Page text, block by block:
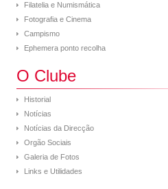
Filatelia e Numismática
Fotografia e Cinema
Campismo
Ephemera ponto recolha
O Clube
Historial
Notícias
Notícias da Direcção
Orgão Sociais
Galeria de Fotos
Links e Utilidades